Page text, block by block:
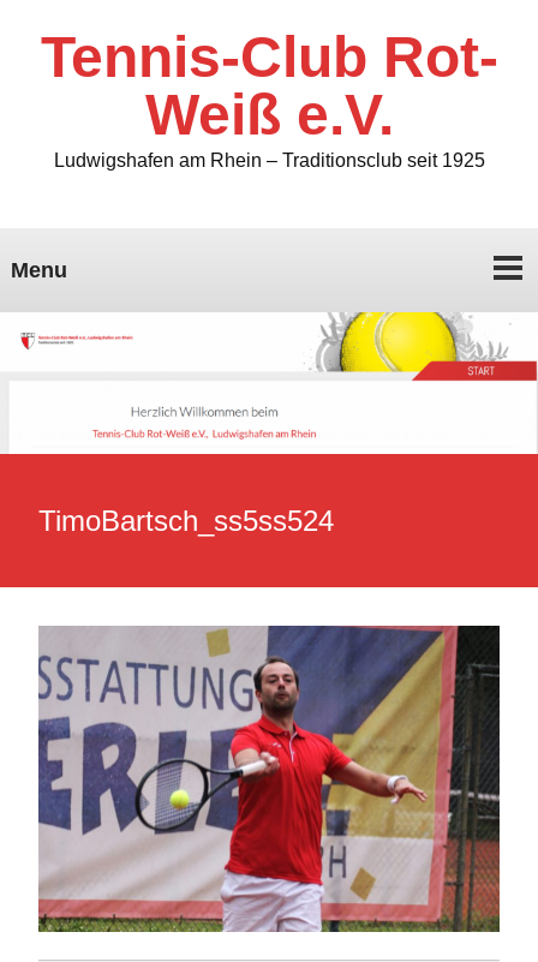
Tennis-Club Rot-
Weiß e.V.
Ludwigshafen am Rhein – Traditionsclub seit 1925
Menu
TimoBartsch_ss5ss524